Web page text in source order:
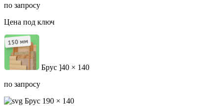
по запросу
Цена под ключ
Брус ]40 × 140
по запросу
Брус 190 × 140